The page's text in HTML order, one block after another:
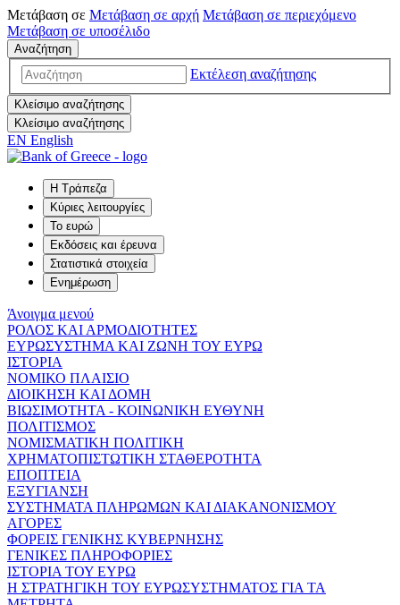
Μετάβαση σε Μετάβαση σε αρχή Μετάβαση σε περιεχόμενο
Μετάβαση σε υποσέλιδο
Αναζήτηση
Εκτέλεση αναζήτησης
Κλείσιμο αναζήτησης
Κλείσιμο αναζήτησης
EN English
Η Τράπεζα
Κύριες λειτουργίες
Το ευρώ
Εκδόσεις και έρευνα
Στατιστικά στοιχεία
Ενημέρωση
Άνοιγμα μενού
ΡΟΛΟΣ ΚΑΙ ΑΡΜΟΔΙΟΤΗΤΕΣ
ΕΥΡΩΣΥΣΤΗΜΑ ΚΑΙ ΖΩΝΗ ΤΟΥ ΕΥΡΩ
ΙΣΤΟΡΙΑ
ΝΟΜΙΚΟ ΠΛΑΙΣΙΟ
ΔΙΟΙΚΗΣΗ ΚΑΙ ΔΟΜΗ
ΒΙΩΣΙΜΟΤΗΤΑ - ΚΟΙΝΩΝΙΚΗ ΕΥΘΥΝΗ
ΠΟΛΙΤΙΣΜΟΣ
ΝΟΜΙΣΜΑΤΙΚΗ ΠΟΛΙΤΙΚΗ
ΧΡΗΜΑΤΟΠΙΣΤΩΤΙΚΗ ΣΤΑΘΕΡΟΤΗΤΑ
ΕΠΟΠΤΕΙΑ
ΕΞΥΓΙΑΝΣΗ
ΣΥΣΤΗΜΑΤΑ ΠΛΗΡΩΜΩΝ ΚΑΙ ΔΙΑΚΑΝΟΝΙΣΜΟΥ
ΑΓΟΡΕΣ
ΦΟΡΕΙΣ ΓΕΝΙΚΗΣ ΚΥΒΕΡΝΗΣΗΣ
ΓΕΝΙΚΕΣ ΠΛΗΡΟΦΟΡΙΕΣ
ΙΣΤΟΡΙΑ ΤΟΥ ΕΥΡΩ
Η ΣΤΡΑΤΗΓΙΚΗ ΤΟΥ ΕΥΡΩΣΥΣΤΗΜΑΤΟΣ ΓΙΑ ΤΑ